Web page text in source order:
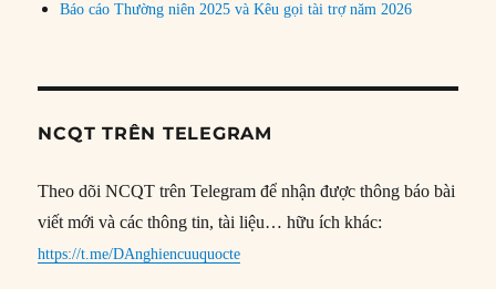
Báo cáo Thường niên 2025 và Kêu gọi tài trợ năm 2026
NCQT TRÊN TELEGRAM
Theo dõi NCQT trên Telegram để nhận được thông báo bài
viết mới và các thông tin, tài liệu… hữu ích khác:
https://t.me/DAnghiencuuquocte